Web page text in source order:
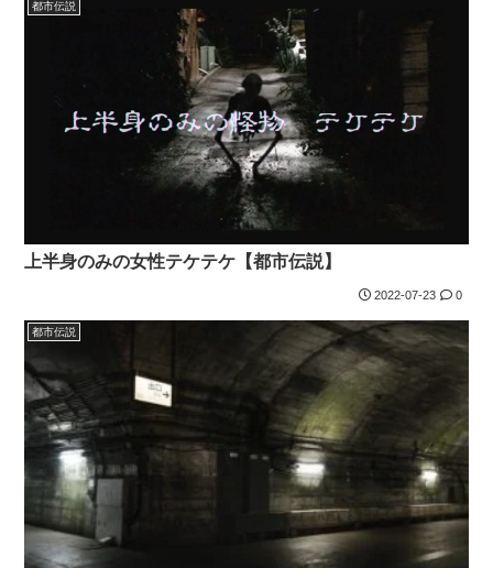
都市伝説
上半身のみの女性テケテケ【都市伝説】
2022-07-23 0
都市伝説